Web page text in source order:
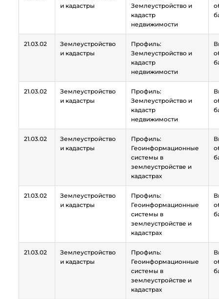
и кадастры
Землеустройство и
кадастр
недвижимости
21.03.02
Землеустройство
и кадастры
Профиль:
Землеустройство и
кадастр
недвижимости
21.03.02
Землеустройство
и кадастры
Профиль:
Землеустройство и
кадастр
недвижимости
21.03.02
Землеустройство
и кадастры
Профиль:
Геоинформационные
системы в
землеустройстве и
кадастрах
21.03.02
Землеустройство
и кадастры
Профиль:
Геоинформационные
системы в
землеустройстве и
кадастрах
21.03.02
Землеустройство
и кадастры
Профиль:
Геоинформационные
системы в
землеустройстве и
кадастрах